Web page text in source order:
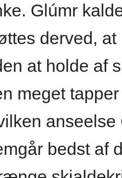
Glúmr
derved,
at holde af
meget
anseelse
bedst af